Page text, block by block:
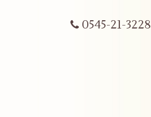
0545-21-3228